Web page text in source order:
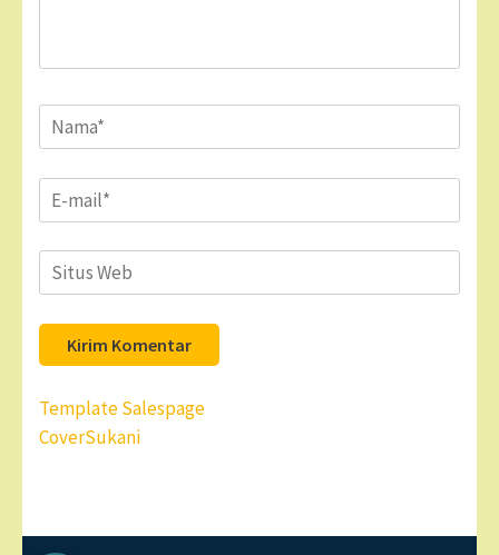
Name*
Email*
Situs
Web
Navigasi
pos
Template Salespage
CoverSukani